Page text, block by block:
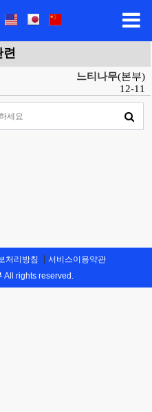
련
느티나무(본부)
12-11
처리방침
서비스이용약관
All rights reserved.